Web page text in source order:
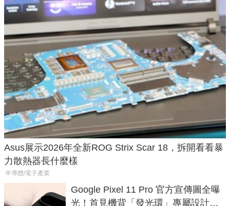
Asus展示2026年全新ROG Strix Scar 18，拆開看看暴
力散熱器長什麼樣
半導體/電子產業
Google Pixel 11 Pro 官方宣傳圖全曝
光！首見機背「發光環」專屬設計、